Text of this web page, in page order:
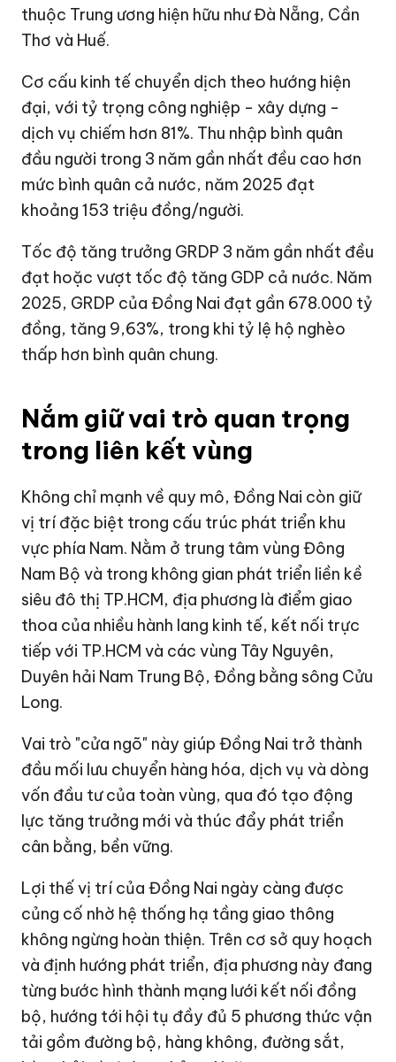
thuộc Trung ương hiện hữu như Đà Nẵng, Cần
Thơ và Huế.
Cơ cấu kinh tế chuyển dịch theo hướng hiện
đại, với tỷ trọng công nghiệp - xây dựng -
dịch vụ chiếm hơn 81%. Thu nhập bình quân
đầu người trong 3 năm gần nhất đều cao hơn
mức bình quân cả nước, năm 2025 đạt
khoảng 153 triệu đồng/người.
Tốc độ tăng trưởng GRDP 3 năm gần nhất đều
đạt hoặc vượt tốc độ tăng GDP cả nước. Năm
2025, GRDP của Đồng Nai đạt gần 678.000 tỷ
đồng, tăng 9,63%, trong khi tỷ lệ hộ nghèo
thấp hơn bình quân chung.
Nắm giữ vai trò quan trọng
trong liên kết vùng
Không chỉ mạnh về quy mô, Đồng Nai còn giữ
vị trí đặc biệt trong cấu trúc phát triển khu
vực phía Nam. Nằm ở trung tâm vùng Đông
Nam Bộ và trong không gian phát triển liền kề
siêu đô thị TP.HCM, địa phương là điểm giao
thoa của nhiều hành lang kinh tế, kết nối trực
tiếp với TP.HCM và các vùng Tây Nguyên,
Duyên hải Nam Trung Bộ,Đồng bằng sông Cửu
Long.
Vai trò "cửa ngõ" này giúp Đồng Nai trở thành
đầu mối lưu chuyển hàng hóa, dịch vụ và dòng
vốn đầu tư của toàn vùng, qua đó tạo động
lực tăng trưởng mới và thúc đẩy phát triển
cân bằng, bền vững.
Lợi thế vị trí của Đồng Nai ngày càng được
củng cố nhờ hệ thống hạ tầng giao thông
không ngừng hoàn thiện. Trên cơ sở quy hoạch
và định hướng phát triển, địa phương này đang
từng bước hình thành mạng lưới kết nối đồng
bộ, hướng tới hội tụ đầy đủ 5 phương thức vận
tải gồm đường bộ, hàng không, đường sắt,